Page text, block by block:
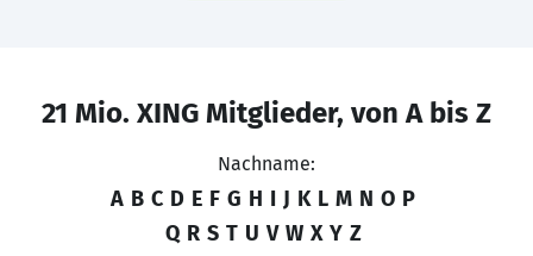
21 Mio. XING Mitglieder, von A bis Z
Nachname:
A B C D E F G H I J K L M N O P
Q R S T U V W X Y Z